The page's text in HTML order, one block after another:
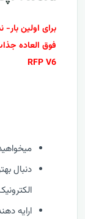
فوق العاده
RFP V6
دنبال
ارایه